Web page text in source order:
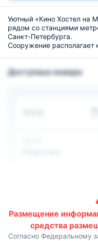
Уютный «Кино Хостел на
рядом со станциями
Санкт-Петербурга.
Сооружение
спальным местом. Все
Доступные номера
Размещение
средства
Согласно Федеральному